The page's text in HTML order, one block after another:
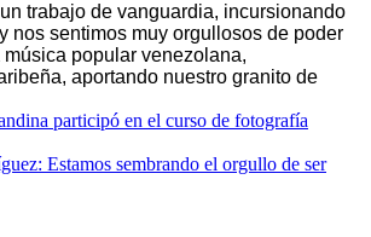
trabajo de vanguardia, incursionando
nos sentimos muy orgullosos de poder
popular venezolana,
aportando nuestro granito de
participó en el curso de fotografía
Estamos sembrando el orgullo de ser